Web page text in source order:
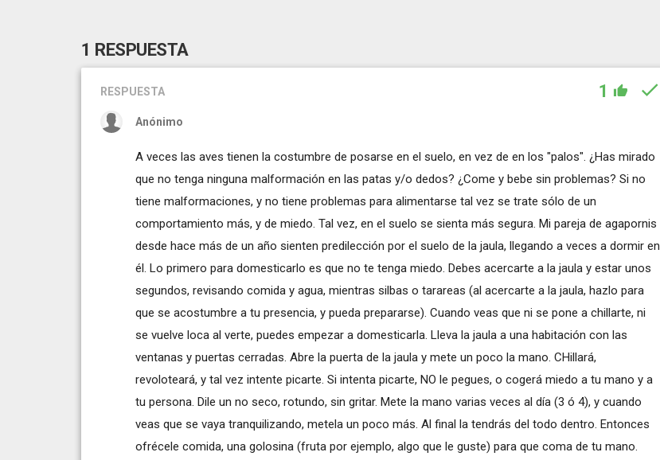
1 RESPUESTA
RESPUESTA 1
Anónimo
A veces las aves tienen la costumbre de posarse en el suelo, en vez de en los "palos". ¿Has mirado
que no tenga ninguna malformación en las patas y/o dedos? ¿Come y bebe sin problemas? Si no
tiene malformaciones, y no tiene problemas para alimentarse tal vez se trate sólo de un
comportamiento más, y de miedo. Tal vez, en el suelo se sienta más segura. Mi pareja de agapornis
desde hace más de un año sienten predilección por el suelo de la jaula, llegando a veces a dormir en
él. Lo primero para domesticarlo es que no te tenga miedo. Debes acercarte a la jaula y estar unos
segundos, revisando comida y agua, mientras silbas o tarareas (al acercarte a la jaula, hazlo para
que se acostumbre a tu presencia, y pueda prepararse). Cuando veas que ni se pone a chillarte, ni
se vuelve loca al verte, puedes empezar a domesticarla. Lleva la jaula a una habitación con las
ventanas y puertas cerradas. Abre la puerta de la jaula y mete un poco la mano. CHillará,
revoloteará, y tal vez intente picarte. Si intenta picarte, NO le pegues, o cogerá miedo a tu mano y a
tu persona. Dile un no seco, rotundo, sin gritar. Mete la mano varias veces al día (3 ó 4), y cuando
veas que se vaya tranquilizando, metela un poco más. Al final la tendrás del todo dentro. Entonces
ofrécele comida, una golosina (fruta por ejemplo, algo que le guste) para que coma de tu mano.